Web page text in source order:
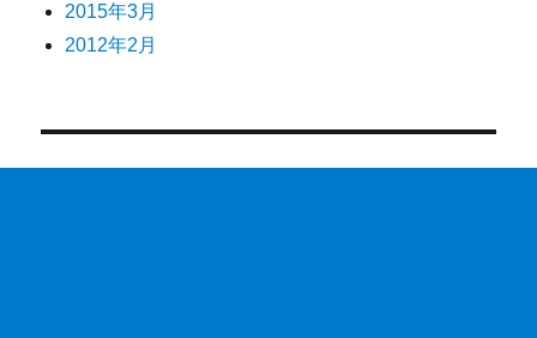
2015年3月
2012年2月